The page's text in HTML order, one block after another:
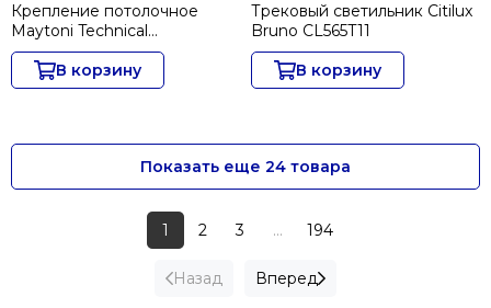
Крепление потолочное
Maytoni Technical
Accessories for tracks Flarity
TRA158C-IPCL1-BS
В корзину
Трековый светильник Citilux
Bruno CL565T11
В корзину
Показать еще 24 товара
Назад
1 2 3 ... 194
Вперед